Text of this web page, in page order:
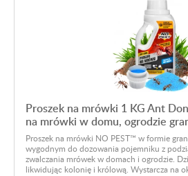
Proszek na mrówki 1 KG Ant
na mrówki w domu, ogrodzie
Proszek na mrówki NO PEST™ w formie
wygodnym do dozowania pojemniku z
zwalczania mrówek w domach i ogrodzie.
likwidując kolonię i królową. Wystarcza na